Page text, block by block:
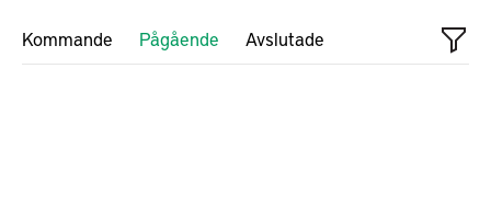
Kommande Pågående Avslutade